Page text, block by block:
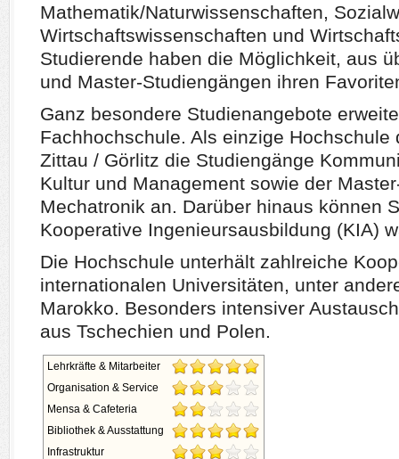
Mathematik/Naturwissenschaften,
Wirtschaftswissenschaften und
Studierende haben die Möglichkeit, aus
und Master-Studiengängen ihren
Ganz besondere Studienangebote
Fachhochschule. Als einzige Hochschule
Zittau / Görlitz die Studiengänge
Kultur und Management sowie der
Mechatronik an. Darüber hinaus können
Kooperative Ingenieursausbildung (KIA)
Die Hochschule unterhält zahlreiche
internationalen Universitäten, unter
Marokko. Besonders intensiver
aus Tschechien und Polen.
Lehrkräfte & Mitarbeiter
Organisation & Service
Mensa & Cafeteria
Bibliothek & Ausstattung
Infrastruktur